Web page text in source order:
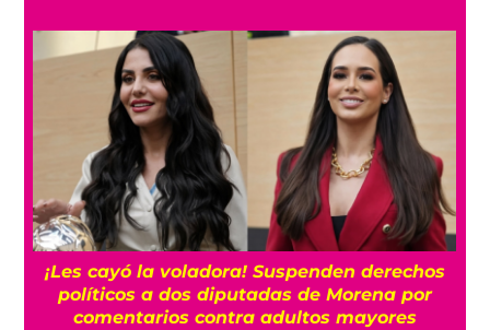
¡Les cayó la voladora! Suspenden derechos
políticos a dos diputadas de Morena por
comentarios contra adultos mayores